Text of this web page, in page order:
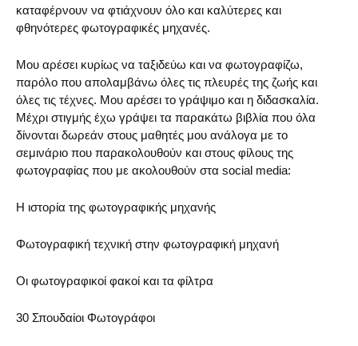
καταφέρνουν να φτιάχνουν όλο και καλύτερες και
φθηνότερες φωτογραφικές μηχανές.
Μου αρέσει κυρίως να ταξιδεύω και να φωτογραφίζω,
παρόλο που απολαμβάνω όλες τις πλευρές της ζωής και
όλες τις τέχνες. Μου αρέσει το γράψιμο και η διδασκαλία.
Μέχρι στιγμής έχω γράψει τα παρακάτω βιβλία που όλα
δίνονται δωρεάν στους μαθητές μου ανάλογα με το
σεμινάριο που παρακολουθούν και στους φίλους της
φωτογραφίας που με ακολουθούν στα social media:
Η ιστορία της φωτογραφικής μηχανής
Φωτογραφική τεχνική στην φωτογραφική μηχανή
Οι φωτογραφικοί φακοί και τα φίλτρα
30 Σπουδαίοι Φωτογράφοι